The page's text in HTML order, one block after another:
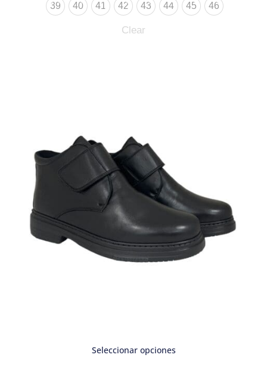
39 40 41 42 43 44 45 46
Clear
Seleccionar opciones